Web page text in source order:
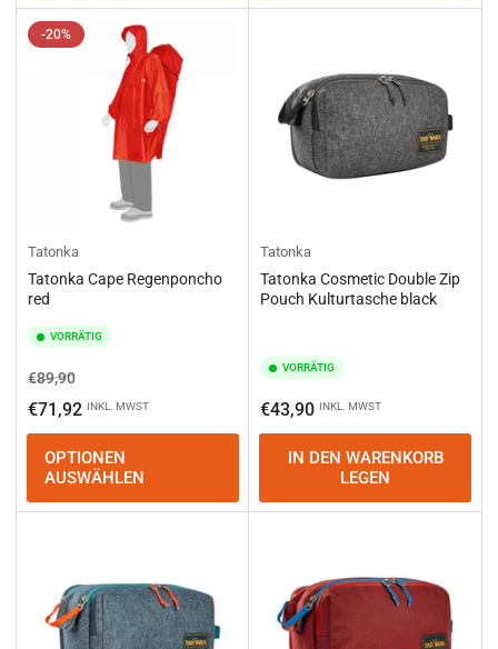
-20%
Tatonka
Tatonka Cape Regenponcho
red
VORRÄTIG
Normaler
Preis
€89,90Ausverkaufspreis
€71,92 INKL. MWST
OPTIONEN
AUSWÄHLEN
Tatonka
Tatonka Cosmetic Double Zip
Pouch Kulturtasche black
VORRÄTIG
Normaler
Preis
€43,90 INKL. MWST
IN DEN WARENKORB
LEGEN